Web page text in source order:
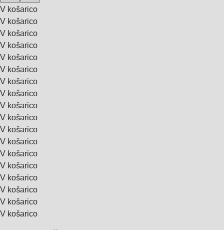
V košarico
V košarico
V košarico
V košarico
V košarico
V košarico
V košarico
V košarico
V košarico
V košarico
V košarico
V košarico
V košarico
V košarico
V košarico
V košarico
V košarico
V košarico